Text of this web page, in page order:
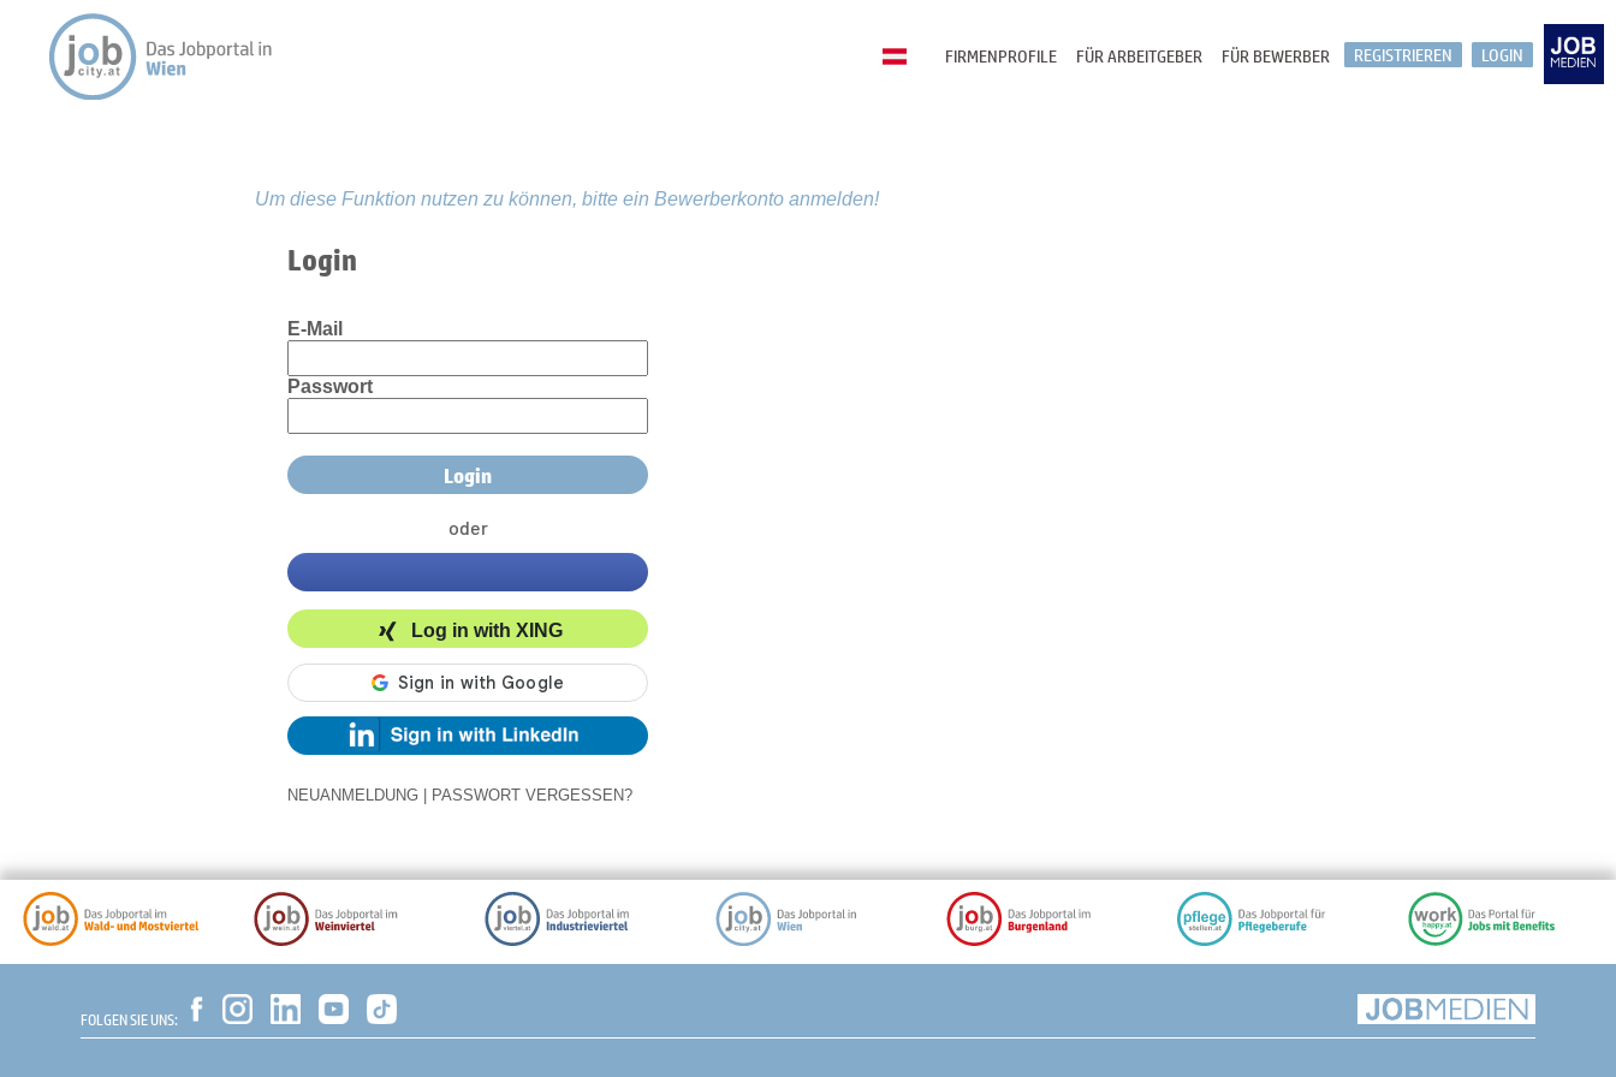
LOGIN
REGISTRIEREN
FÜR BEWERBER
FÜR ARBEITGEBER
FIRMENPROFILE
Um diese Funktion nutzen zu können, bitte ein Bewerberkonto anmelden!
Login
E-Mail
Passwort
oder
Log in with XING
NEUANMELDUNG PASSWORT VERGESSEN?
FOLGEN SIE UNS: